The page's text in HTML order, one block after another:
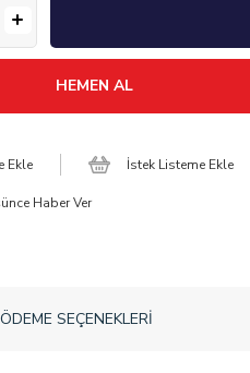
Ekle İstek Listeme Ekle
Haber Ver
ÖDEME SEÇENEKLERI